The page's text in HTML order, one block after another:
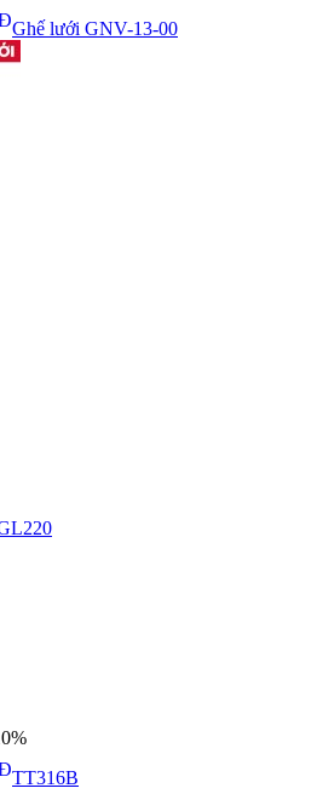
Ghế lưới GNV-13-00
TT316B